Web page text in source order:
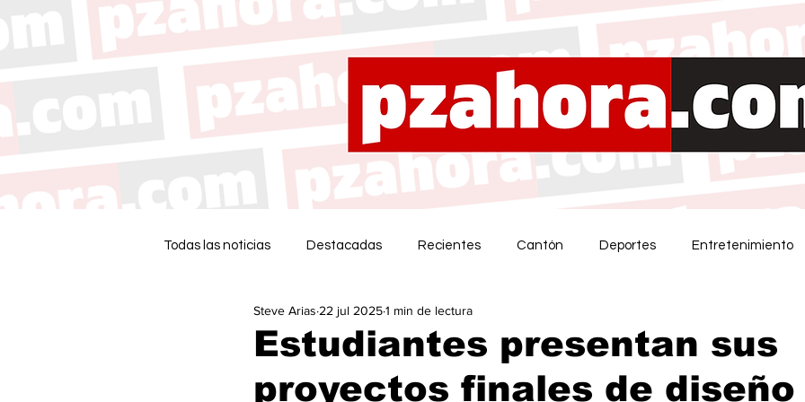
Todas las noticias Destacadas Recientes Cantón Deportes Entretenimiento
Estudiantes presentan sus
proyectos finales de diseño
Steve Arias 22 jul 20251 min de lectura